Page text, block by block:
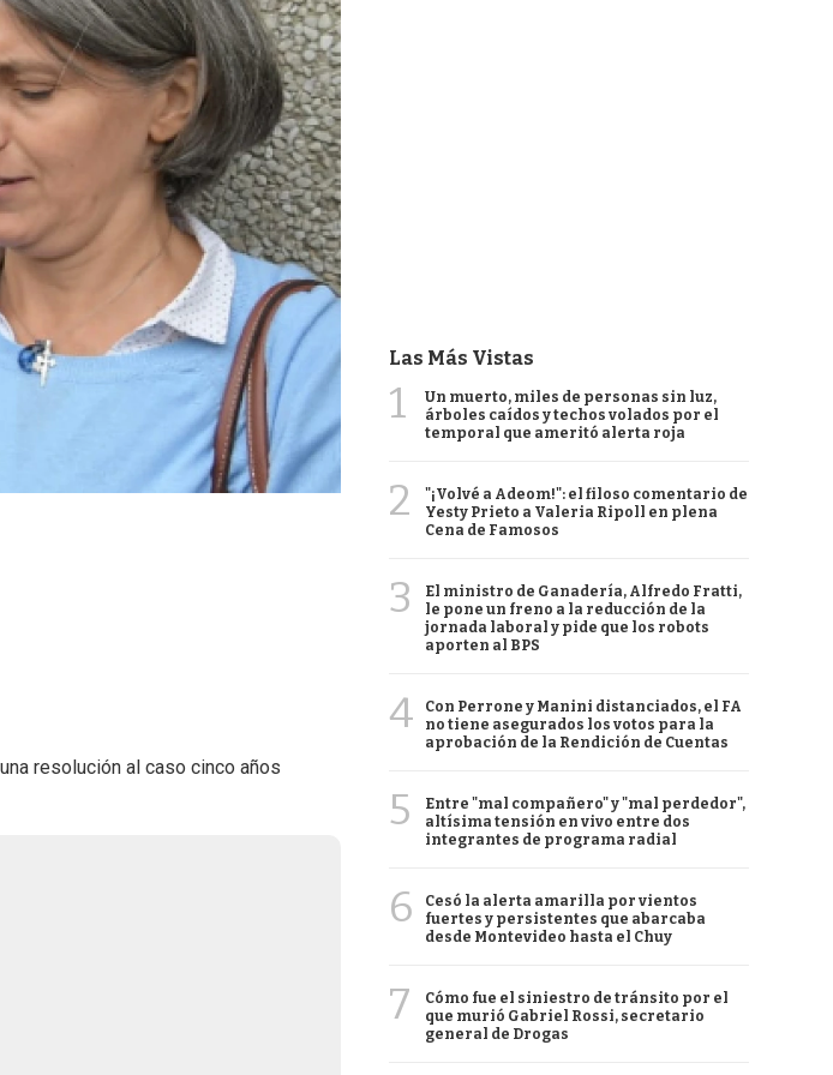
resolución al caso cinco años
Las Más Vistas
1
Un muerto, miles de personas sin luz,
árboles caídos y techos volados por el
temporal que ameritó alerta roja
2
"¡Volvé a Adeom!": el filoso comentario de
Yesty Prieto a Valeria Ripoll en plena
Cena de Famosos
3
El ministro de Ganadería, Alfredo Fratti,
le pone un freno a la reducción de la
jornada laboral y pide que los robots
aporten al BPS
4
Con Perrone y Manini distanciados, el FA
no tiene asegurados los votos para la
aprobación de la Rendición de Cuentas
5
Entre "mal compañero" y "mal perdedor",
altísima tensión en vivo entre dos
integrantes de programa radial
6
Cesó la alerta amarilla por vientos
fuertes y persistentes que abarcaba
desde Montevideo hasta el Chuy
7
Cómo fue el siniestro de tránsito por el
que murió Gabriel Rossi, secretario
general de Drogas